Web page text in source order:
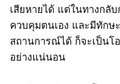
เสียหายได้ แต่ในทางกลั
ควบคุมตนเอง และมีทักษ
สถานการณ์ได้ ก็จะเป็นโ
อย่างแน่นอน